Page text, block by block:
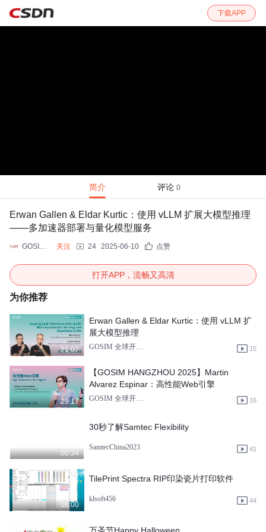
下载APP
简介 评论 0
Erwan Gallen & Eldar Kurtic：使用 vLLM 扩展大模型推理
——多加速器部署与量化模型服务
GOSIM 全球开源创新汇 关注 24 2025-06-10 点赞
打开APP，流畅又高清
为你推荐
21:07
Erwan Gallen & Eldar Kurtic：使用 vLLM 扩
展大模型推理
GOSIM 全球开源创新汇 15
29:17
【GOSIM HANGZHOU 2025】Martin
Alvarez Espinar：高性能Web引擎
GOSIM 全球开源创新汇 16
00:34
30秒了解Samtec Flexibility
SamtecChina2023 41
06:00
TilePrint Spectra RIP印染瓷片打印软件
klsoft456 44
万圣节Happy Halloween